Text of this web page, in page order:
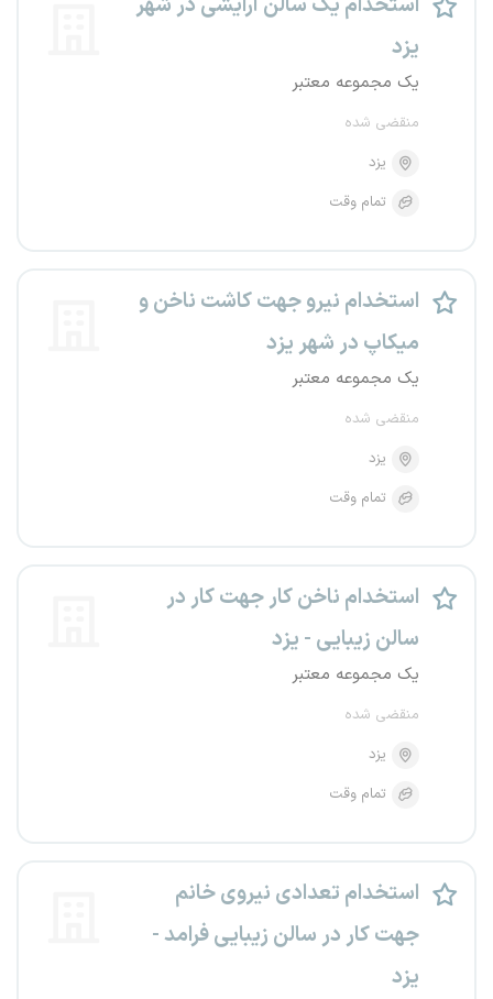
یزد
یک مجموعه معتبر
منقضی شده
یزد
تمام وقت
استخدام نیرو جهت کاشت ناخن و
میکاپ در شهر یزد
یک مجموعه معتبر
منقضی شده
یزد
تمام وقت
استخدام ناخن کار جهت کار در
سالن زیبایی - یزد
یک مجموعه معتبر
منقضی شده
یزد
تمام وقت
استخدام تعدادی نیروی خانم
جهت کار در سالن زیبایی فرامد -
یزد